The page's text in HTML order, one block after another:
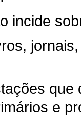
incide
e